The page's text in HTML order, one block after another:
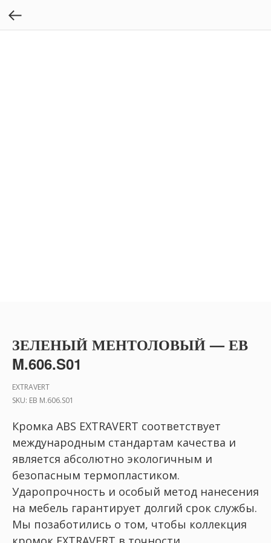
ЗЕЛЕНЫЙ МЕНТОЛОВЫЙ — ЕВ
M.606.S01
EXTRAVERT
SKU: ЕВ M.606.S01
Кромка ABS EXTRAVERT соответствует
международным стандартам качества и
является абсолютно экологичным и
безопасным термопластиком.
Ударопрочность и особый метод нанесения
на мебель гарантирует долгий срок службы.
Мы позаботились о том, чтобы коллекция